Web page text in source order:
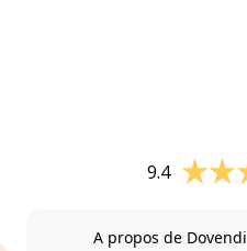
9.4
A propos de Dovendi